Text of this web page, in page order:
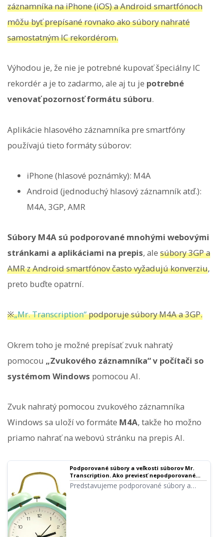
záznamníka na iPhone (iOS) a Android smartfónoch
môžu byť prepísané rovnako ako súbory nahraté
samostatným IC rekordérom.
Výhodou je, že nie je potrebné kupovať špeciálny IC
rekordér a je to zadarmo, ale aj tu je potrebné
venovať pozornosť formátu súboru.
Aplikácie hlasového záznamníka pre smartfóny
používajú tieto formáty súborov:
iPhone (hlasové poznámky): M4A
Android (jednoduchý hlasový záznamník atď.):
M4A, 3GP, AMR
Súbory M4A sú podporované mnohými webovými
stránkami a aplikáciami na prepis, ale súbory 3GP a
AMR z Android smartfónov často vyžadujú konverziu,
preto buďte opatrní.
※„Mr. Transcription“podporuje súbory M4A a 3GP.
Okrem toho je možné prepísať zvuk nahratý
pomocou „Zvukového záznamníka“ v počítači so
systémom Windows pomocou AI.
Zvuk nahratý pomocou zvukového záznamníka
Windows sa uloží vo formáte M4A, takže ho možno
priamo nahrať na webovú stránku na prepis AI.
Podporované súbory a veľkosti súborov Mr.
Transcription. Ako previesť nepodporované
súbory na podporované.
Predstavujeme podporované súbory a